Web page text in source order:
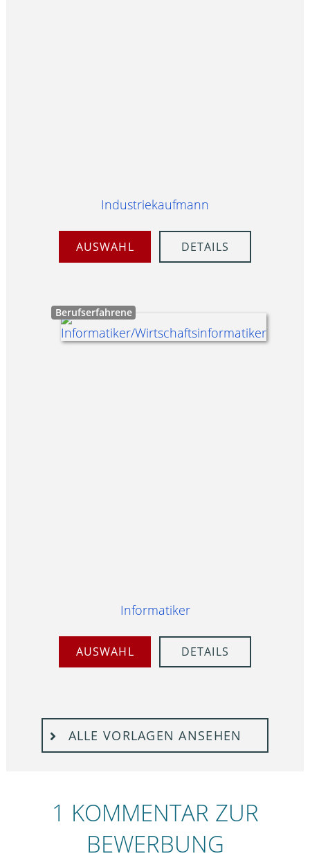
Industriekaufmann
AUSWAHL DETAILS
Berufserfahrene
Informatiker
AUSWAHL DETAILS
ALLE VORLAGEN ANSEHEN
1 KOMMENTAR ZUR
BEWERBUNG